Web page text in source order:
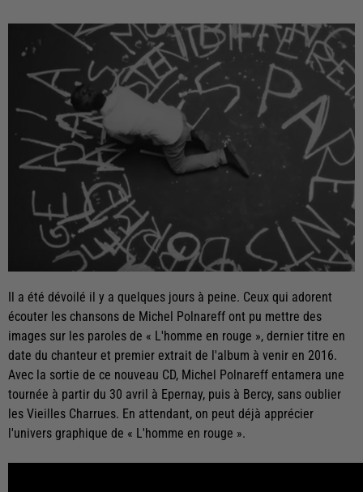
Il a été dévoilé il y a quelques jours à peine. Ceux qui adorent
écouter les chansons de Michel Polnareff ont pu mettre des
images sur les paroles de « L'homme en rouge », dernier titre en
date du chanteur et premier extrait de l'album à venir en 2016.
Avec la sortie de ce nouveau CD, Michel Polnareff entamera une
tournée à partir du 30 avril à Epernay, puis à Bercy, sans oublier
les Vieilles Charrues. En attendant, on peut déjà apprécier
l'univers graphique de « L'homme en rouge ».